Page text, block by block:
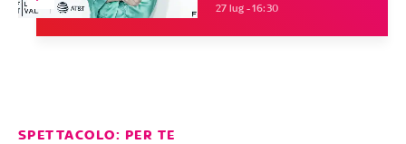
27 lug - 16:30
SPETTACOLO: PER TE